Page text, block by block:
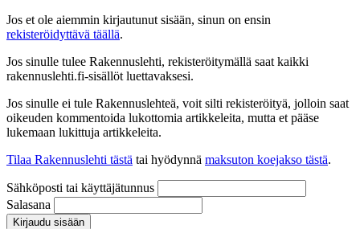
Jos et ole aiemmin kirjautunut sisään, sinun on ensin
rekisteröidyttävä täällä.
Jos sinulle tulee Rakennuslehti, rekisteröitymällä saat kaikki
rakennuslehti.fi-sisällöt luettavaksesi.
Jos sinulle ei tule Rakennuslehteä, voit silti rekisteröityä, jolloin saat
oikeuden kommentoida lukottomia artikkeleita, mutta et pääse
lukemaan lukittuja artikkeleita.
Tilaa Rakennuslehti tästä tai hyödynnä maksuton koejakso tästä.
Sähköposti tai käyttäjätunnus
Salasana
Kirjaudu sisään